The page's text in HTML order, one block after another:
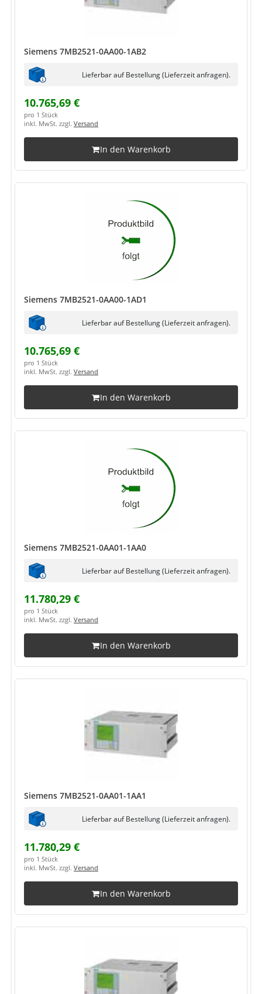
Siemens 7MB2521-0AA00-1AB2
Lieferbar auf Bestellung (Lieferzeit anfragen).
10.765,69 €
pro 1 Stück
inkl. MwSt. zzgl. Versand
In den Warenkorb
Siemens 7MB2521-0AA00-1AD1
Lieferbar auf Bestellung (Lieferzeit anfragen).
10.765,69 €
pro 1 Stück
inkl. MwSt. zzgl. Versand
In den Warenkorb
Siemens 7MB2521-0AA01-1AA0
Lieferbar auf Bestellung (Lieferzeit anfragen).
11.780,29 €
pro 1 Stück
inkl. MwSt. zzgl. Versand
In den Warenkorb
Siemens 7MB2521-0AA01-1AA1
Lieferbar auf Bestellung (Lieferzeit anfragen).
11.780,29 €
pro 1 Stück
inkl. MwSt. zzgl. Versand
In den Warenkorb